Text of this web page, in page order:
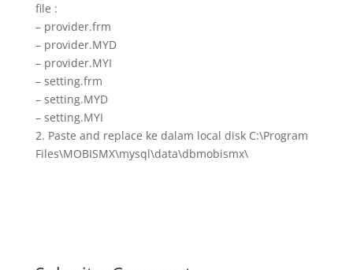
file :
– provider.frm
– provider.MYD
– provider.MYI
– setting.frm
– setting.MYD
– setting.MYI
2. Paste and replace ke dalam local disk C:\Program
Files\MOBISMX\mysql\data\dbmobismx\